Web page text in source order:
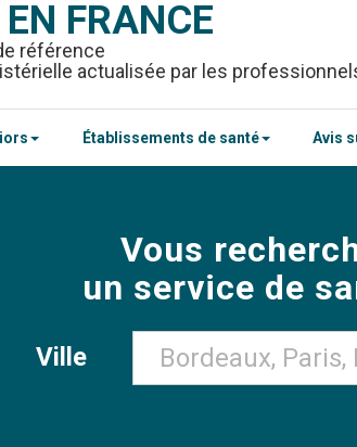
FRANCE
référence
actualisée par les
Établissements de santé Avis
Vous
un service de
Ville